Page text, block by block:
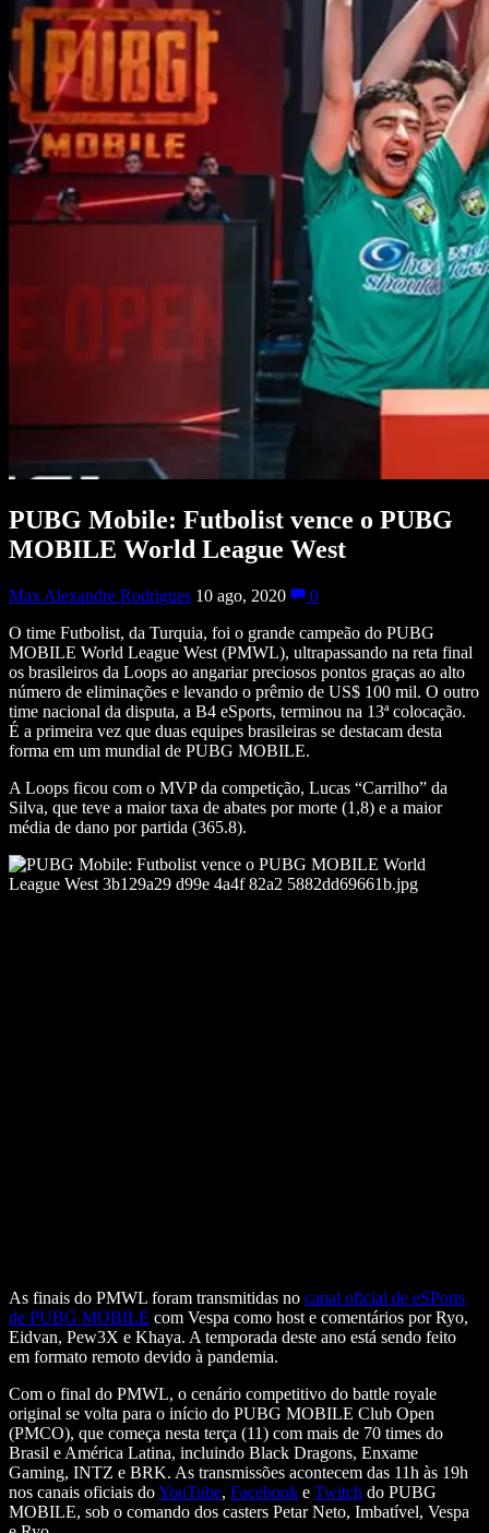
PUBG Mobile: Futbolist vence o PUBG
MOBILE World League West
Max Alexandre Rodrigues 10 ago, 2020
0
O time Futbolist, da Turquia, foi o grande campeão do PUBG
MOBILE World League West (PMWL), ultrapassando na reta final
os brasileiros da Loops ao angariar preciosos pontos graças ao alto
número de eliminações e levando o prêmio de US$ 100 mil. O outro
time nacional da disputa, a B4 eSports, terminou na 13ª colocação.
É a primeira vez que duas equipes brasileiras se destacam desta
forma em um mundial de PUBG MOBILE.
A Loops ficou com o MVP da competição, Lucas “Carrilho” da
Silva, que teve a maior taxa de abates por morte (1,8) e a maior
média de dano por partida (365.8).
As finais do PMWL foram transmitidas no canal oficial de eSPorts
de PUBG MOBILE com Vespa como host e comentários por Ryo,
Eidvan, Pew3X e Khaya. A temporada deste ano está sendo feito
em formato remoto devido à pandemia.
Com o final do PMWL, o cenário competitivo do battle royale
original se volta para o início do PUBG MOBILE Club Open
(PMCO), que começa nesta terça (11) com mais de 70 times do
Brasil e América Latina, incluindo Black Dragons, Enxame
Gaming, INTZ e BRK. As transmissões acontecem das 11h às 19h
nos canais oficiais doYouTube, Facebook e Twitch do PUBG
MOBILE, sob o comando dos casters Petar Neto, Imbatível, Vespa